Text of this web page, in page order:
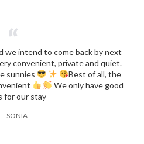
we intend to come back by next
convenient, private and quiet.
sunnies
Best of all, the
We only have good
for our stay
SONIA